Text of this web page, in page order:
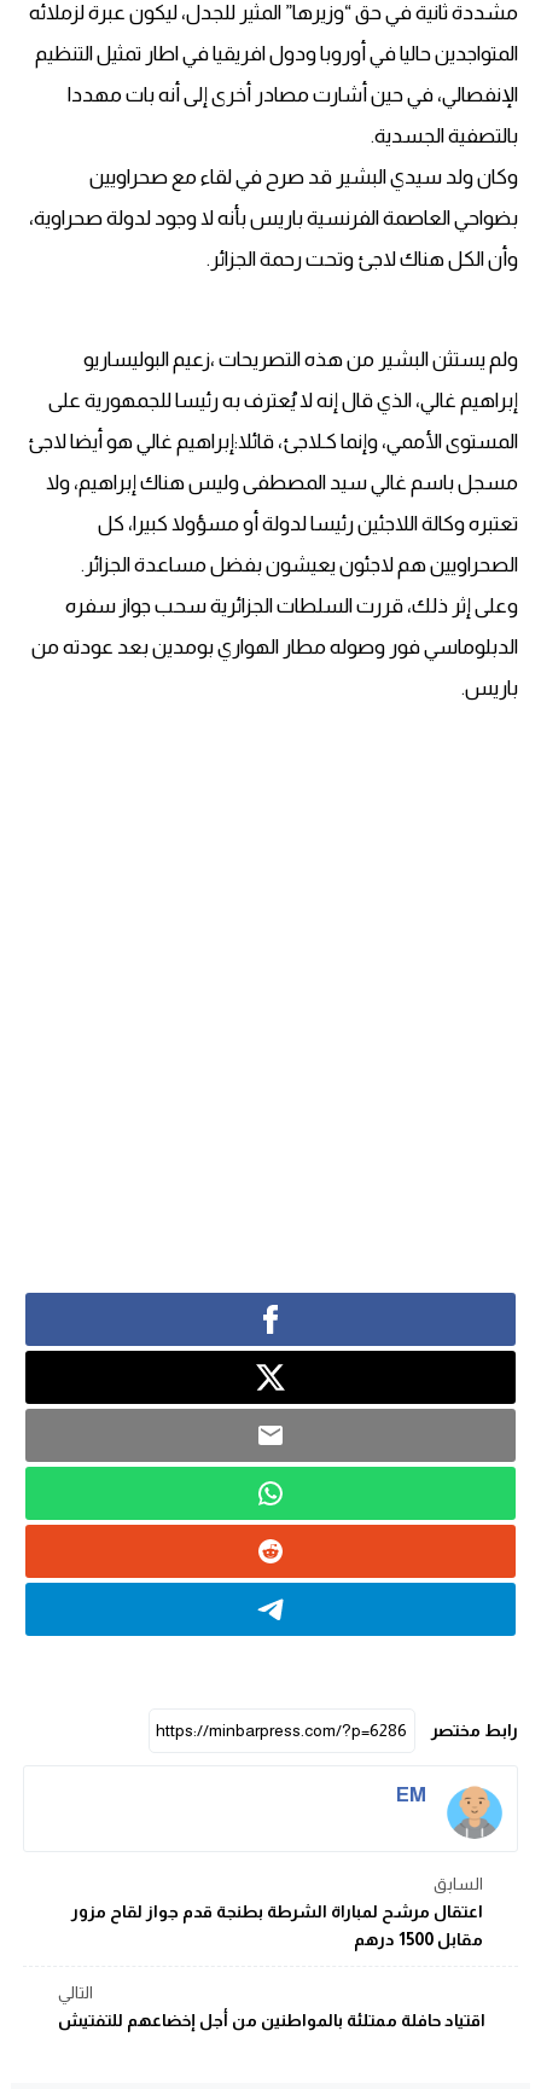
مشددة ثانية في حق “وزيرها” المثير للجدل، ليكون عبرة لزملائه
المتواجدين حاليا في أوروبا ودول افريقيا في اطار تمثيل التنظيم
الإنفصالي، في حين أشارت مصادر أخرى إلى أنه بات مهددا
بالتصفية الجسدية.
وكان ولد سيدي البشير قد صرح في لقاء مع صحراويين
بضواحي العاصمة الفرنسية باريس بأنه لا وجود لدولة صحراوية،
وأن الكل هناك لاجئ وتحت رحمة الجزائر.
ولم يستثن البشير من هذه التصريحات ،زعيم البوليساريو
إبراهيم غالي، الذي قال إنه لا يُعترف به رئيسا للجمهورية على
المستوى الأممي، وإنما كـلاجئ، قائلا:إبراهيم غالي هو أيضا لاجئ
مسجل باسم غالي سيد المصطفى وليس هناك إبراهيم، ولا
تعتبره وكالة اللاجئين رئيسا لدولة أو مسؤولا كبيرا، كل
الصحراويين هم لاجئون يعيشون بفضل مساعدة الجزائر.
وعلى إثر ذلك، قررت السلطات الجزائرية سحب جواز سفره
الدبلوماسي فور وصوله مطار الهواري بومدين بعد عودته من
باريس.
رابط مختصر
EM
السابق
اعتقال مرشح لمباراة الشرطة بطنجة قدم جواز لقاح مزور
مقابل 1500 درهم
التالي
اقتياد حافلة ممتلئة بالمواطنين من أجل إخضاعهم للتفتيش